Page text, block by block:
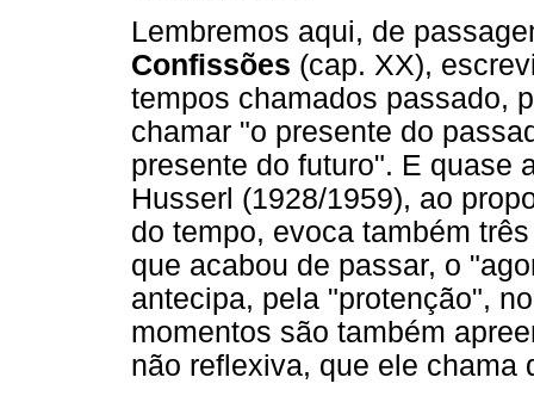
Lembremos aqui, de
Confissões (cap. XX),
tempos chamados passado,
chamar "o presente do
presente do futuro". E quase
Husserl (1928/1959), ao
do tempo, evoca também
que acabou de passar, o
antecipa, pela "protenção",
momentos são também
não reflexiva, que ele chama